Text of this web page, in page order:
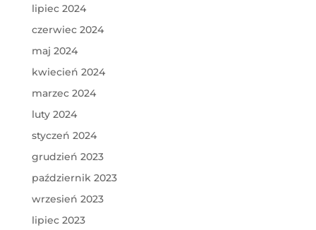
lipiec 2024
czerwiec 2024
maj 2024
kwiecień 2024
marzec 2024
luty 2024
styczeń 2024
grudzień 2023
październik 2023
wrzesień 2023
lipiec 2023